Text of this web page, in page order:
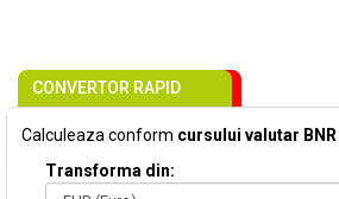
CONVERTOR RAPID
Calculeaza conform cursului valutar BNR
Transforma din: